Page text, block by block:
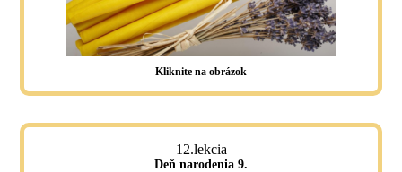
Kliknite na obrázok
12.lekcia
Deň narodenia 9.